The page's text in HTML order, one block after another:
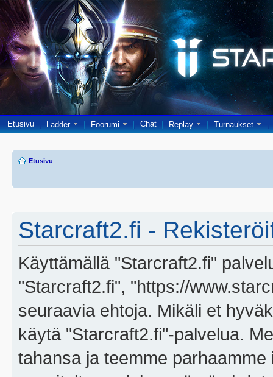
Etusivu Ladder Foorumi Chat Replay Turnaukset
Etusivu
Starcraft2.fi -
Käyttämällä "Starcraft2.fi"
"Starcraft2.fi", "https://
seuraavia ehtoja. Mikäli et
käytä "Starcraft2.fi"-palvelua.
tahansa ja teemme